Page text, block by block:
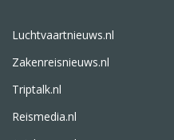
Luchtvaartnieuws.nl
Zakenreisnieuws.nl
Triptalk.nl
Reismedia.nl